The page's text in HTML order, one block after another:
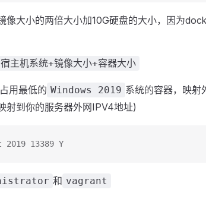
像大小的两倍大小加10G硬盘的大小，因为
宿主机系统+镜像大小+容器大小
用最低的 Windows 2019 系统的容器，映射
射到你的服务器外网IPV4地址)
13389 Y
和 vagrant